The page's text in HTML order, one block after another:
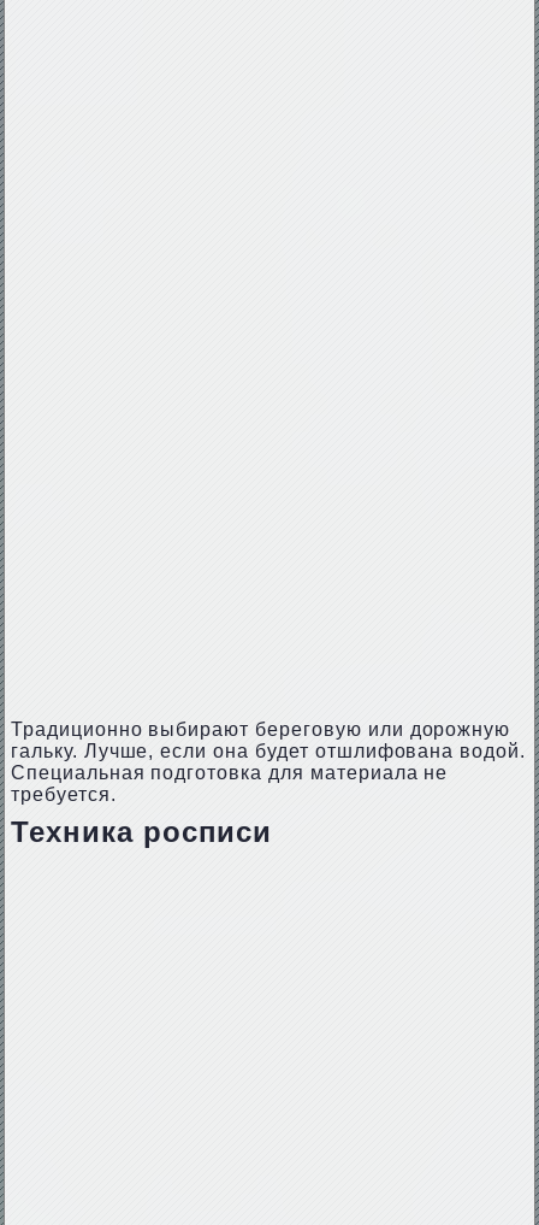
Традиционно выбирают береговую или дорожную
гальку. Лучше, если она будет отшлифована водой.
Специальная подготовка для материала не
требуется.
Техника росписи